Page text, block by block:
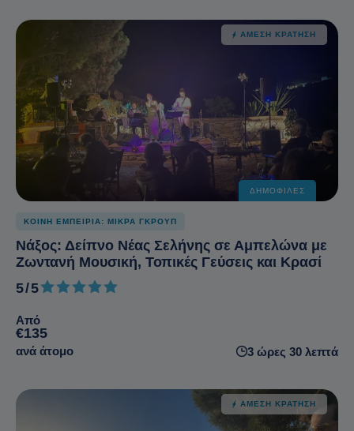
ΆΜΕΣΗ ΚΡΆΤΗΣΗ
ΔΗΜΟΦΙΛΈΣ
ΚΟΙΝΗ ΕΜΠΕΙΡΙΑ: ΜΙΚΡΑ ΓΚΡΟΥΠ
Νάξος: Δείπνο Νέας Σελήνης σε Αμπελώνα με
Ζωντανή Μουσική, Τοπικές Γεύσεις και Κρασί
5/55 από 5
Από
€135
ανά άτομο 3 ώρες 30 λεπτά
ΆΜΕΣΗ ΚΡΆΤΗΣΗ